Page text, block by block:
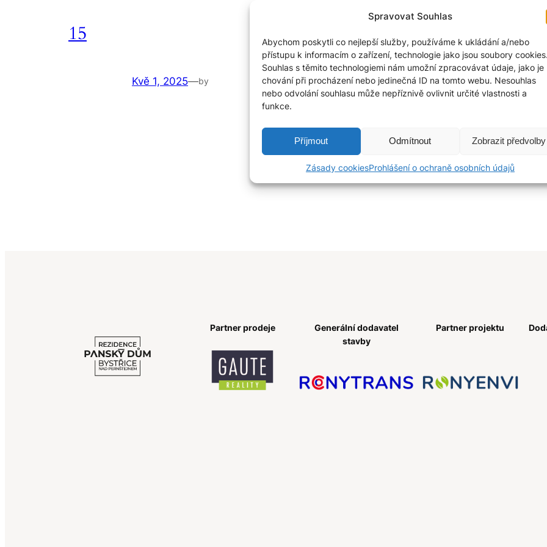
Spravovat Souhlas
Abychom poskytli co nejlepší služby, používáme k ukládání a/nebo
přístupu k informacím o zařízení, technologie jako jsou soubory
Souhlas s těmito technologiemi nám umožní zpracovávat údaje, jako je
chování při procházení nebo jedinečná ID na tomto webu. Nesouhlas
nebo odvolání souhlasu může nepříznivě ovlivnit určité vlastnosti a
funkce.
Příjmout Odmítnout Zobrazit předvolby
Zásady cookiesProhlášení o ochraně osobních údajů
15
Kvě 1, 2025—by
11
Kvě 1, 2025—by
Partner prodeje
Generální dodavatel
stavby
Partner projektu